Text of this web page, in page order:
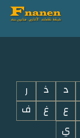
د ذ
ر
ع غ
ف
ي